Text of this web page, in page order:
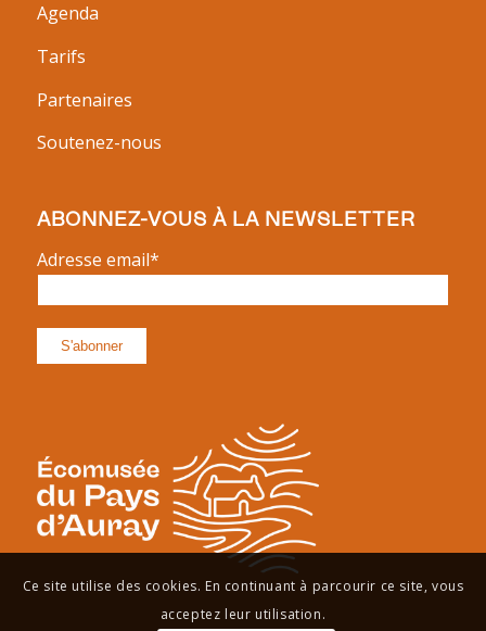
Agenda
Tarifs
Partenaires
Soutenez-nous
ABONNEZ-VOUS À LA NEWSLETTER
Adresse email*
Ce site utilise des cookies. En continuant à parcourir ce site, vous
acceptez leur utilisation.